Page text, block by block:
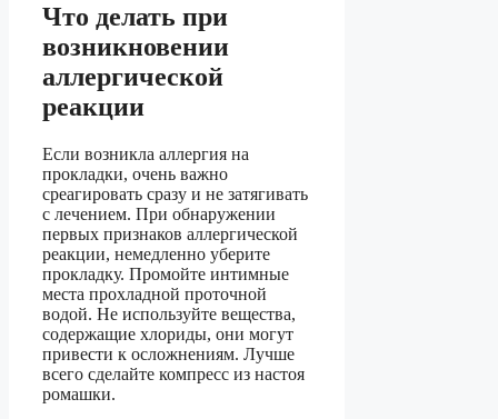
Что делать при
возникновении
аллергической
реакции
Если возникла аллергия на
прокладки, очень важно
среагировать сразу и не затягивать
с лечением. При обнаружении
первых признаков аллергической
реакции, немедленно уберите
прокладку. Промойте интимные
места прохладной проточной
водой. Не используйте вещества,
содержащие хлориды, они могут
привести к осложнениям. Лучше
всего сделайте компресс из настоя
ромашки.